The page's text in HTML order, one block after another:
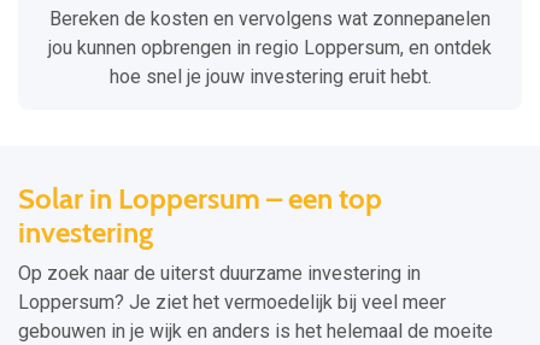
Bereken de kosten en vervolgens wat zonnepanelen
jou kunnen opbrengen in regio Loppersum, en ontdek
hoe snel je jouw investering eruit hebt.
Solar in Loppersum – een top
investering
Op zoek naar de uiterst duurzame investering in
Loppersum? Je ziet het vermoedelijk bij veel meer
gebouwen in je wijk en anders is het helemaal de moeite